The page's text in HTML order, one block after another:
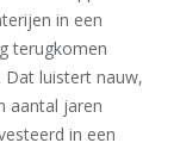
in een
terugkomen
luistert nauw,
aantal jaren
in een